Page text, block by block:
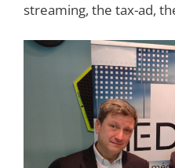
streaming, the tax-ad,